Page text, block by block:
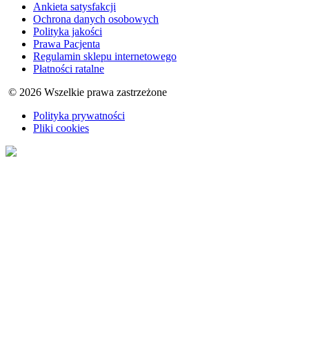
Ankieta satysfakcji
Ochrona danych osobowych
Polityka jakości
Prawa Pacjenta
Regulamin sklepu internetowego
Płatności ratalne
© 2026 Wszelkie prawa zastrzeżone
Polityka prywatności
Pliki cookies